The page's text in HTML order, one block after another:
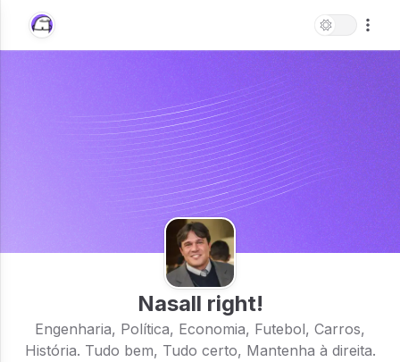
Nasall right!
Engenharia, Política, Economia, Futebol, Carros,
História. Tudo bem, Tudo certo, Mantenha à direita.